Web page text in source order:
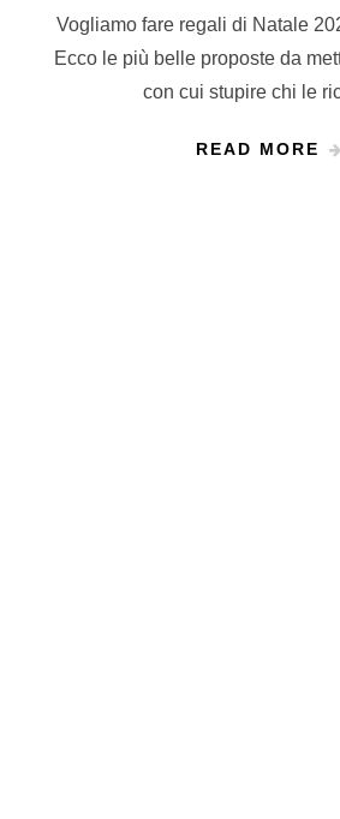
Vogliamo fare regali di Natale
Ecco le più belle proposte da
con cui stupire chi le
READ MORE